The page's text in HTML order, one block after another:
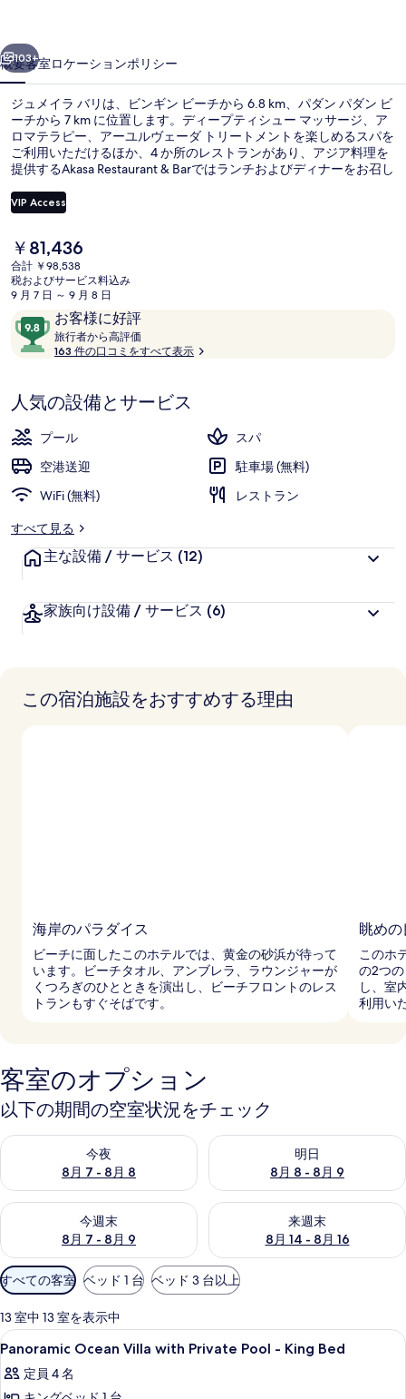
の
写
真
ギ
ャ
ラ
ー
次へ
103+
概要客室ロケーションポリシー
ジュメイラ バリは、ビンギン ビーチから 6.8 km、パダン パダン ビ
ーチから 7 km に位置します。ディープティシュー マッサージ、ア
ロマテラピー、アーユルヴェーダ トリートメントを楽しめるスパを
ご利用いただけるほか、4 か所のレストランがあり、アジア料理を
提供するAkasa Restaurant & Barではランチおよびディナーをお召し
ール、フィットネスクラブ (スタッフ常駐)、およびフィットネスセ
ンターがあります。旅行者は親切なスタッフを評価しています。
VIP Access
現
在
の
料
は
￥81,436
￥81,436
合計 ￥98,538
税およびサービス料込み
9 月 7 日 ～ 9 月 8 日
口
コ
ミ
お客様に好評
10
段
階
9.8、
お
客
様
に
好
件
の
ミ
旅行者から高評価
行
ら
163 件の口コミをすべて表示
人気の設備とサービス
プール
スパ
空港送迎
駐車場 (無料)
WiFi (無料)
レストラン
すべて見る
主な設備 / サービス (12)
家族向け設備 / サービス (6)
この宿泊施設をおすすめする理由
海岸のパラダイス
ビーチに面したこのホテルでは、黄金の砂浜が待って
います。ビーチタオル、アンブレラ、ラウンジャーが
くつろぎのひとときを演出し、ビーチフロントのレス
トランもすぐそばです。
眺め
このホ
の2つ
し、室
利用い
客室のオプション
以下の期間の空室状況をチェック
今夜
8月 7 - 8月 8
今夜 8月 7 - 8月 8 の空室状況をチェック
明日
8月 8 - 8月 9
明日 8月 8 - 8月 9 の空室状況
今週末
8月 7 - 8月 9
今週末 8月 7 - 8月 9 の空室状況をチェック
来週末
8月 14 - 8月 16
来週末 8月 14 - 8月 16 の空室
利
用
可
能
な
客
室
すべての客室 ベッド 1 台 ベッド 3 台以上
13 室中 13 室を表示中
Panoramic
Ocean
Villa
高級寝具、低反発ベッド、ミニバー
9
Panoramic Ocean Villa with Private Pool - King Bed
定員 4 名